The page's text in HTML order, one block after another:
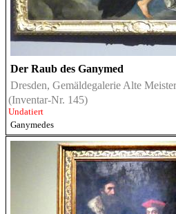
Der Raub des Ganymed
Dresden, Gemäldegalerie Alte
(Inventar-Nr. 145)
Undatiert
Ganymedes